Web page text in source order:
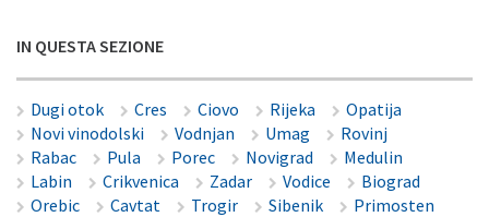
IN QUESTA SEZIONE
Dugi otok Cres Ciovo Rijeka
Opatija
Novi vinodolski
Vodnjan Umag
Rovinj
Rabac
Pula Porec Novigrad
Medulin
Labin
Crikvenica Zadar Vodice
Biograd
Orebic
Cavtat Trogir Sibenik
Primosten